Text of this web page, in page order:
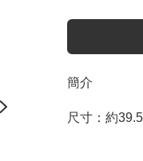
簡介
尺寸：約